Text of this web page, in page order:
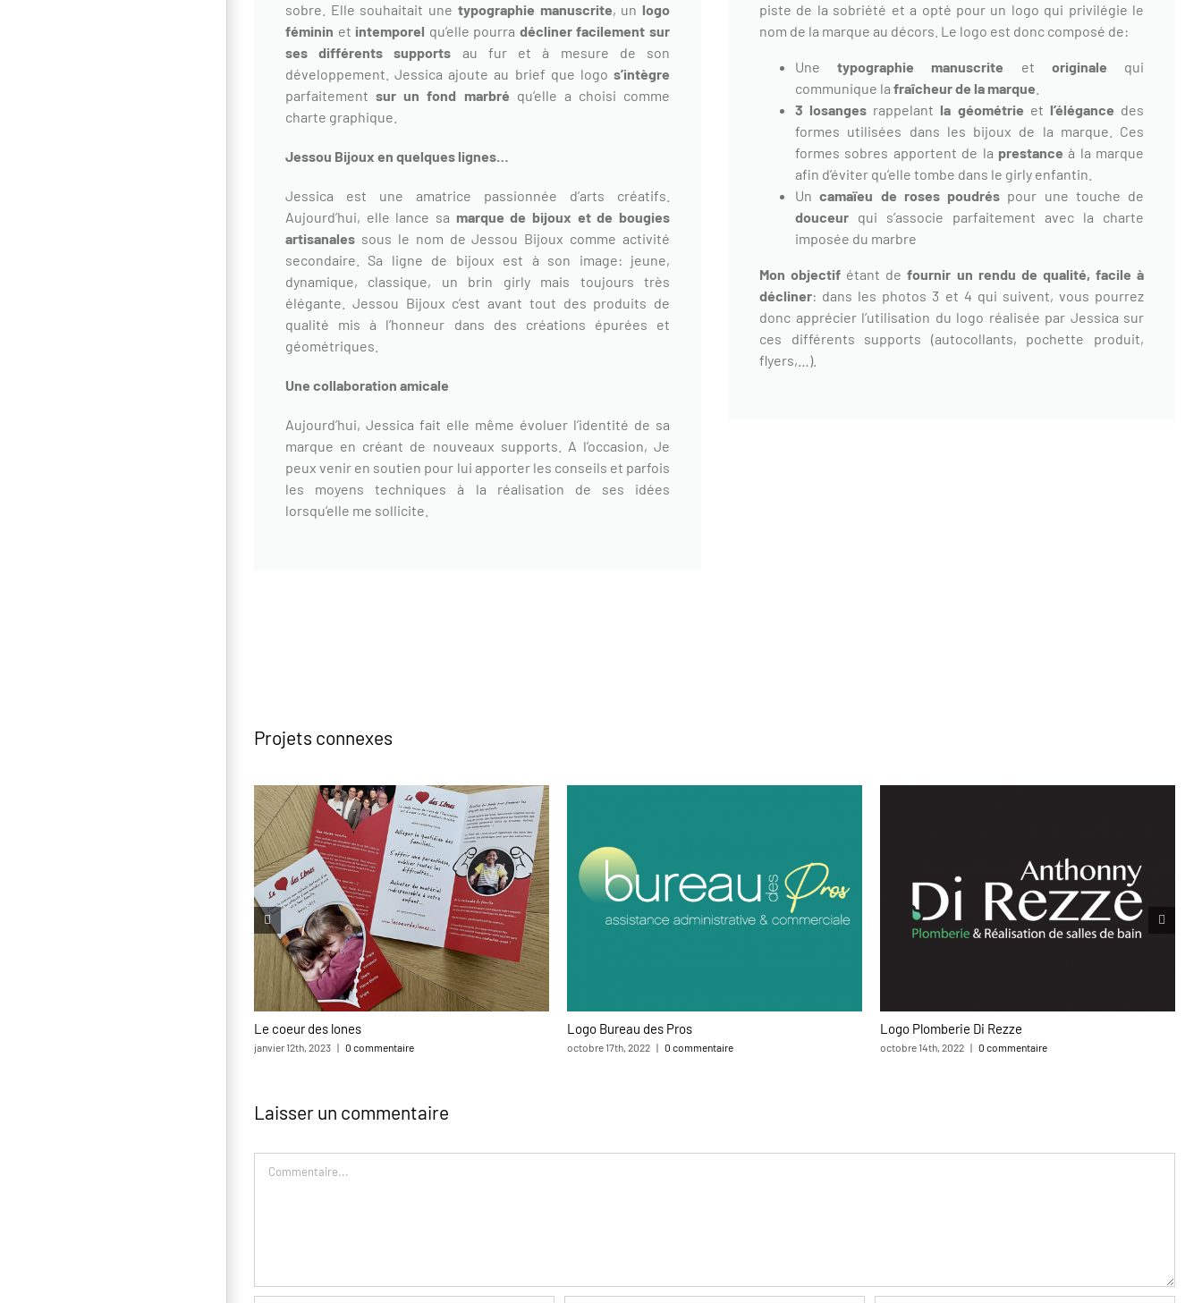
sobre. Elle souhaitait une typographie manuscrite, un logo
féminin et intemporel qu’elle pourra décliner facilement sur
ses différents supports au fur et à mesure de son
développement. Jessica ajoute au brief que logo s’intègre
parfaitementsur un fond marbré qu’elle a choisi comme
charte graphique.
Jessou Bijoux en quelques lignes…
Jessica est une amatrice passionnée d’arts créatifs.
Aujourd’hui, elle lance sa marque de bijoux et de bougies
artisanales sous le nom de Jessou Bijoux comme activité
secondaire. Sa ligne de bijoux est à son image: jeune,
dynamique, classique, un brin girly mais toujours très
élégante. Jessou Bijoux c’est avant tout des produits de
qualité mis à l’honneur dans des créations épurées et
géométriques.
Une collaboration amicale
Aujourd’hui, Jessica fait elle même évoluer l’identité de sa
marque en créant de nouveaux supports. A l’occasion, Je
peux venir en soutien pour lui apporter les conseils et parfois
les moyens techniques à la réalisation de ses idées
lorsqu’elle me sollicite.
piste de la sobriété et a opté pour un logo qui privilégie le
nom de la marque au décors. Le logo est donc composé de:
Unetypographie manuscrite et originale qui
communique la fraîcheur de la marque
3 losanges rappelant la géométrie et l’élégance des
formes utilisées dans les bijoux de la marque. Ces
formes sobres apportent de la prestance à la marque
afin d’éviter qu’elle tombe dans le girly enfantin.
Uncamaïeu de roses poudrés pour une touche de
douceur qui s’associe parfaitement avec la charte
imposée du marbre
Mon objectif étant defournir un rendu de qualité, facile à
décliner: dans les photos 3 et 4 qui suivent, vous pourrez
donc apprécier l’utilisation du logo réalisée par Jessica sur
ces différents supports (autocollants, pochette produit,
flyers,…).
Projets connexes
Le coeur des lones
janvier 12th, 2023 | 0 commentaire
Logo Bureau des Pros
octobre 17th, 2022 | 0 commentaire
Logo Plomberie Di Rezze
octobre 14th, 2022 | 0 commentaire
Laisser un commentaire